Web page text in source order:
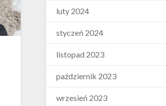
luty 2024
styczeń 2024
listopad 2023
październik 2023
wrzesień 2023